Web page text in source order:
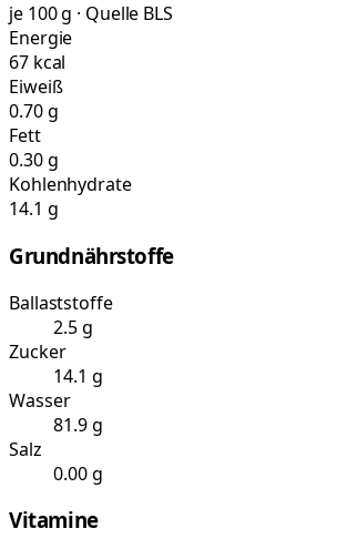
je 100 g · Quelle BLS
Energie
67 kcal
Eiweiß
0.70 g
Fett
0.30 g
Kohlenhydrate
14.1 g
Grundnährstoffe
Ballaststoffe
2.5 g
Zucker
14.1 g
Wasser
81.9 g
Salz
0.00 g
Vitamine